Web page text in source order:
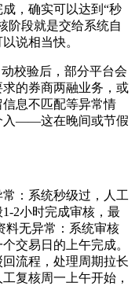
，确实可以达到“秒
阶段就是交给系统自
说相当快。
校验后，部分平台会
的券商两融业务，或
息不匹配等异常情
入——这在晚间或节假
常：系统秒级过，人工
2小时完成审核，最
料无异常：系统审核
交易日的上午完成。
流程，处理周期拉长
复核周一上午开始，